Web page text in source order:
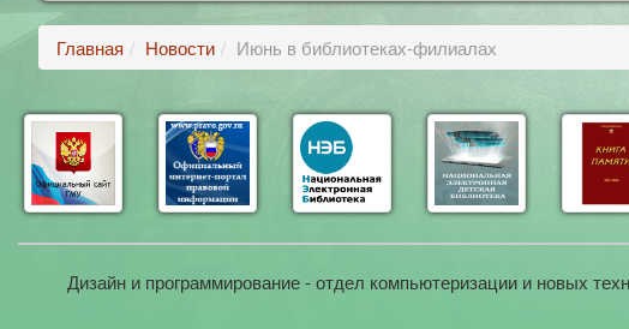
Главная Новости Июнь в библиотеках-филиалах
Дизайн и программирование - отдел компьютеризации и новых